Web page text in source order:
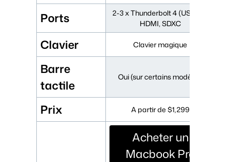
Ports
2-3 x Thunderbolt 4 (USB-C),
HDMI, SDXC
Clavier Clavier magique
Barre
tactile
Oui (sur certains modèles)
Prix A partir de $1,299
Acheter un
Macbook Pro